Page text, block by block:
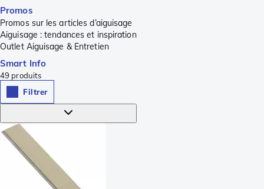
Promos
Promos sur les articles d’aiguisage
Aiguisage : tendances et inspiration
Outlet Aiguisage & Entretien
Smart Info
49 produits
Filtrer